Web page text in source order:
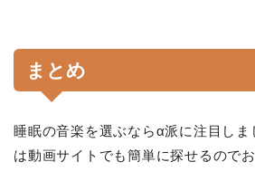
まとめ
睡眠の音楽を選ぶならα派に注目し
は動画サイトでも簡単に探せるのでお